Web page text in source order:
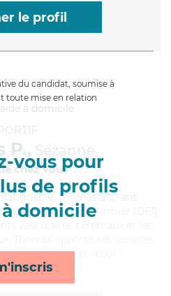
le profil
du candidat, soumise à
toute mise en relation
vous pour
de profils
à domicile
P., Sézanne
chez Vous
Thomas a 10 ans
diplôme d'Etat d'infirmier (DEI).
lever/coucher et repas*